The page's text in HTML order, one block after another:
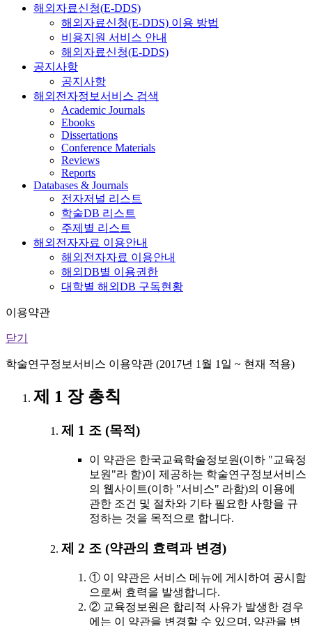
해외자료신청(E-DDS)
해외자료신청(E-DDS) 이용 방법
비용지원 서비스 안내
해외자료신청(E-DDS)
공지사항
공지사항
해외전자정보서비스 검색
Academic Journals
Ebooks
Dissertations
Conference Materials
Reviews
Reports
Databases & Journals
전자저널 리스트
학술DB 리스트
주제별 리스트
해외전자자료 이용안내
해외전자자료 이용안내
해외DB별 이용권한
대학별 해외DB 구독현황
이용약관
닫기
학술연구정보서비스 이용약관 (2017년 1월 1일 ~ 현재 적용)
제 1 장 총칙
제 1 조 (목적)
이 약관은 한국교육학술정보원(이하 "교육정
보원"라 함)이 제공하는 학술연구정보서비스
의 웹사이트(이하 "서비스" 라함)의 이용에
관한 조건 및 절차와 기타 필요한 사항을 규
정하는 것을 목적으로 합니다.
제 2 조 (약관의 효력과 변경)
① 이 약관은 서비스 메뉴에 게시하여 공시함
으로써 효력을 발생합니다.
② 교육정보원은 합리적 사유가 발생한 경우
에는 이 약관을 변경할 수 있으며, 약관을 변